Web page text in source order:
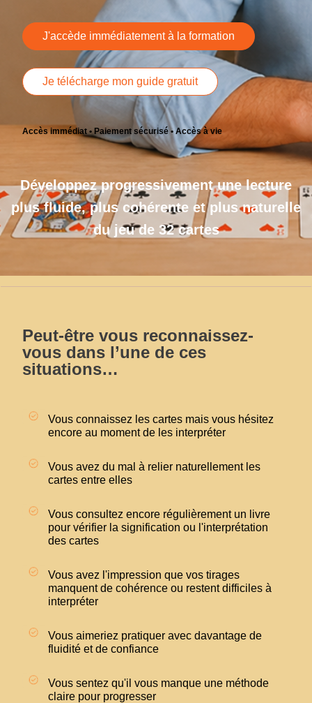
J'accède immédiatement à la formation
Je télécharge mon guide gratuit
Accès immédiat • Paiement sécurisé • Accès à vie
Développez progressivement une lecture
plus fluide, plus cohérente et plus naturelle
du jeu de 32 cartes
Peut-être vous reconnaissez-
vous dans l’une de ces
situations…
Vous connaissez les cartes mais vous hésitez
encore au moment de les interpréter
Vous avez du mal à relier naturellement les
cartes entre elles
Vous consultez encore régulièrement un livre
pour vérifier la signification ou l'interprétation
des cartes
Vous avez l'impression que vos tirages
manquent de cohérence ou restent difficiles à
interpréter
Vous aimeriez pratiquer avec davantage de
fluidité et de confiance
Vous sentez qu'il vous manque une méthode
claire pour progresser